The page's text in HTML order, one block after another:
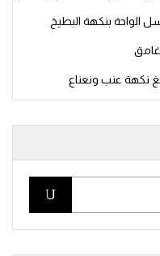
الواحة بنكهة البطيخ
نكهة عنب ونعناع